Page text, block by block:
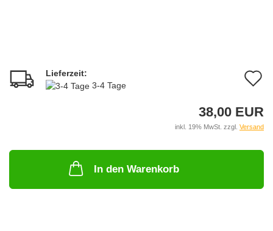
Lieferzeit:
3-4 Tage
38,00 EUR
inkl. 19% MwSt. zzgl. Versand
In den Warenkorb